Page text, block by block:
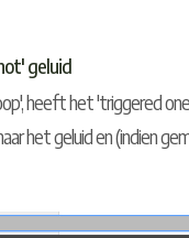
geluid
heeft het 'triggered
het geluid en (indien